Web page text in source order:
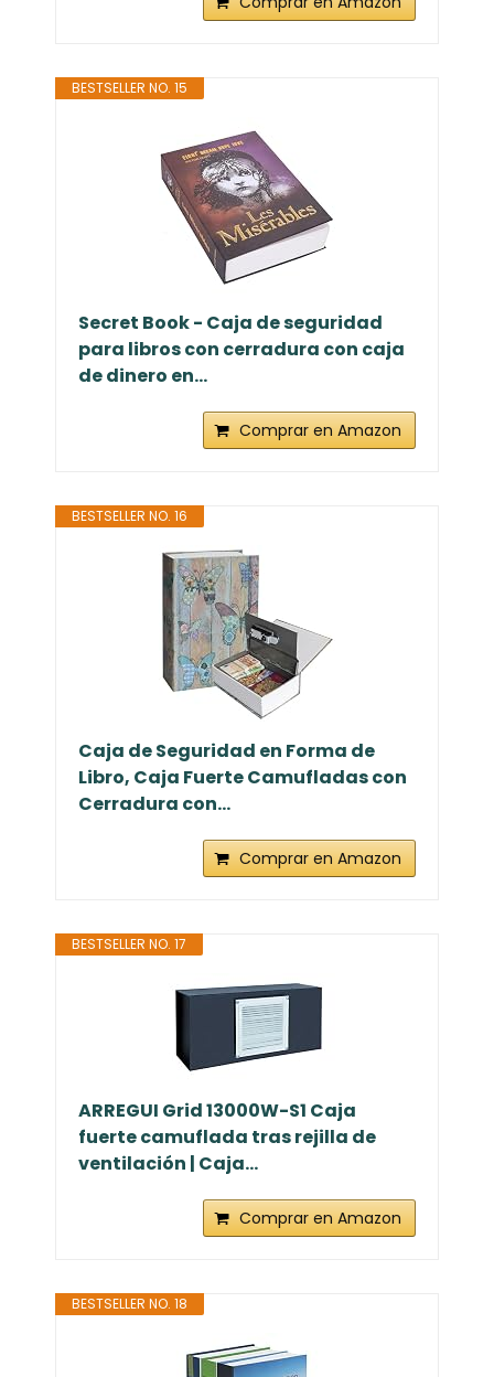
BESTSELLER NO. 15
Secret Book - Caja de seguridad
para libros con cerradura con caja
de dinero en...
Comprar en Amazon
BESTSELLER NO. 16
Caja de Seguridad en Forma de
Libro, Caja Fuerte Camufladas con
Cerradura con...
Comprar en Amazon
BESTSELLER NO. 17
ARREGUI Grid 13000W-S1 Caja
fuerte camuflada tras rejilla de
ventilación | Caja...
Comprar en Amazon
BESTSELLER NO. 18